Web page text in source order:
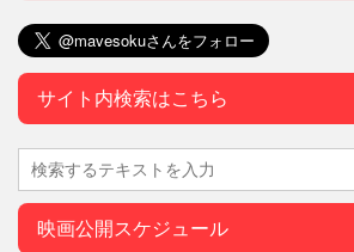
サイト内検索はこちら
映画公開スケジュール